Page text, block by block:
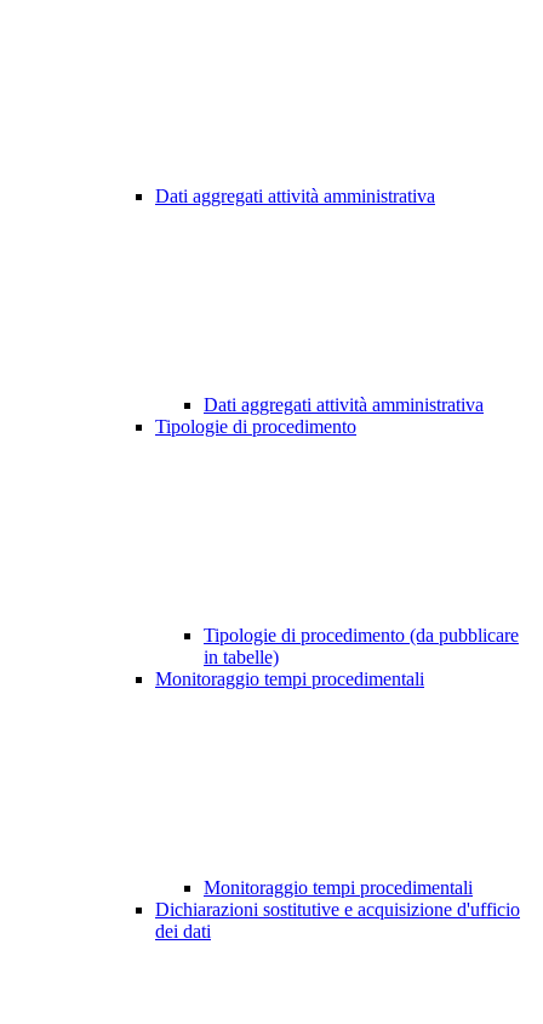
Dati aggregati attività amministrativa
Dati aggregati attività amministrativa
Tipologie di procedimento
Tipologie di procedimento (da pubblicare
in tabelle)
Monitoraggio tempi procedimentali
Monitoraggio tempi procedimentali
Dichiarazioni sostitutive e acquisizione d'ufficio
dei dati